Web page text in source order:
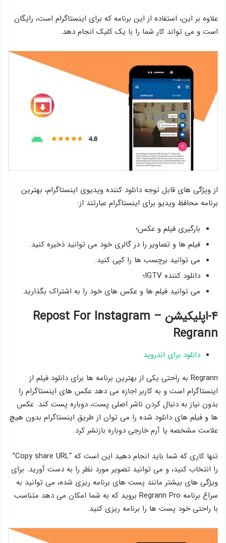
علاوه بر این، استفاده از این برنامه که برای اینستاگرام است، رایگان
است و می تواند کار شما را با یک کلیک انجام دهد.
از ویژگی های قابل توجه دانلود کننده ویدیوی اینستاگرام، بهترین
برنامه محافظ ویدیو برای اینستاگرام عبارتند از:
بارگیری فیلم و عکس؛
فیلم ها و تصاویر را در گالری خود می توانید ذخیره کنید.
می توانید برچسب ها را کپی کنید.
دانلود کننده IGTV؛
می توانید فیلم ها و عکس های خود را به اشتراک بگذارید.
۴-اپلیکیشن Repost For Instagram –
Regrann
دانلود برای اندروید
Regrann به راحتی یکی از بهترین برنامه ها برای دانلود فیلم از
اینستاگرام است و به کاربر اجازه می دهد عکس های اینستاگرام را
بدون نیاز به دنبال کردن ناشر اصلی پست، دوباره پست کند. عکس
ها و فیلم های دانلود شده را می توان از طریق اینستاگرام بدون هیچ
علامت مشخصه یا آرم خارجی دوباره بازنشر کرد.
تنها کاری که شما باید انجام دهید این است که “Copy share URL”
را انتخاب کنید، و می توانید تصویر مورد نظر را به دست آورید. برای
ویژگی های بیشتر مانند پست های برنامه ریزی شده، می توانید به
سراغ برنامه Regrann Pro بروید که به شما امکان می دهد متناسب
با راحتی خود پست ها را برنامه ریزی کنید.